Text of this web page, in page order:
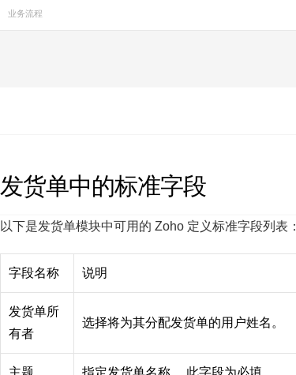
业务流程
发货单中的标准字段
以下是发货单模块中可用的 Zoho 定义标准字段列表：
字段名称 说明
发货单所
有者
选择将为其分配发货单的用户姓名。
主题 指定发货单名称。 此字段为必填。